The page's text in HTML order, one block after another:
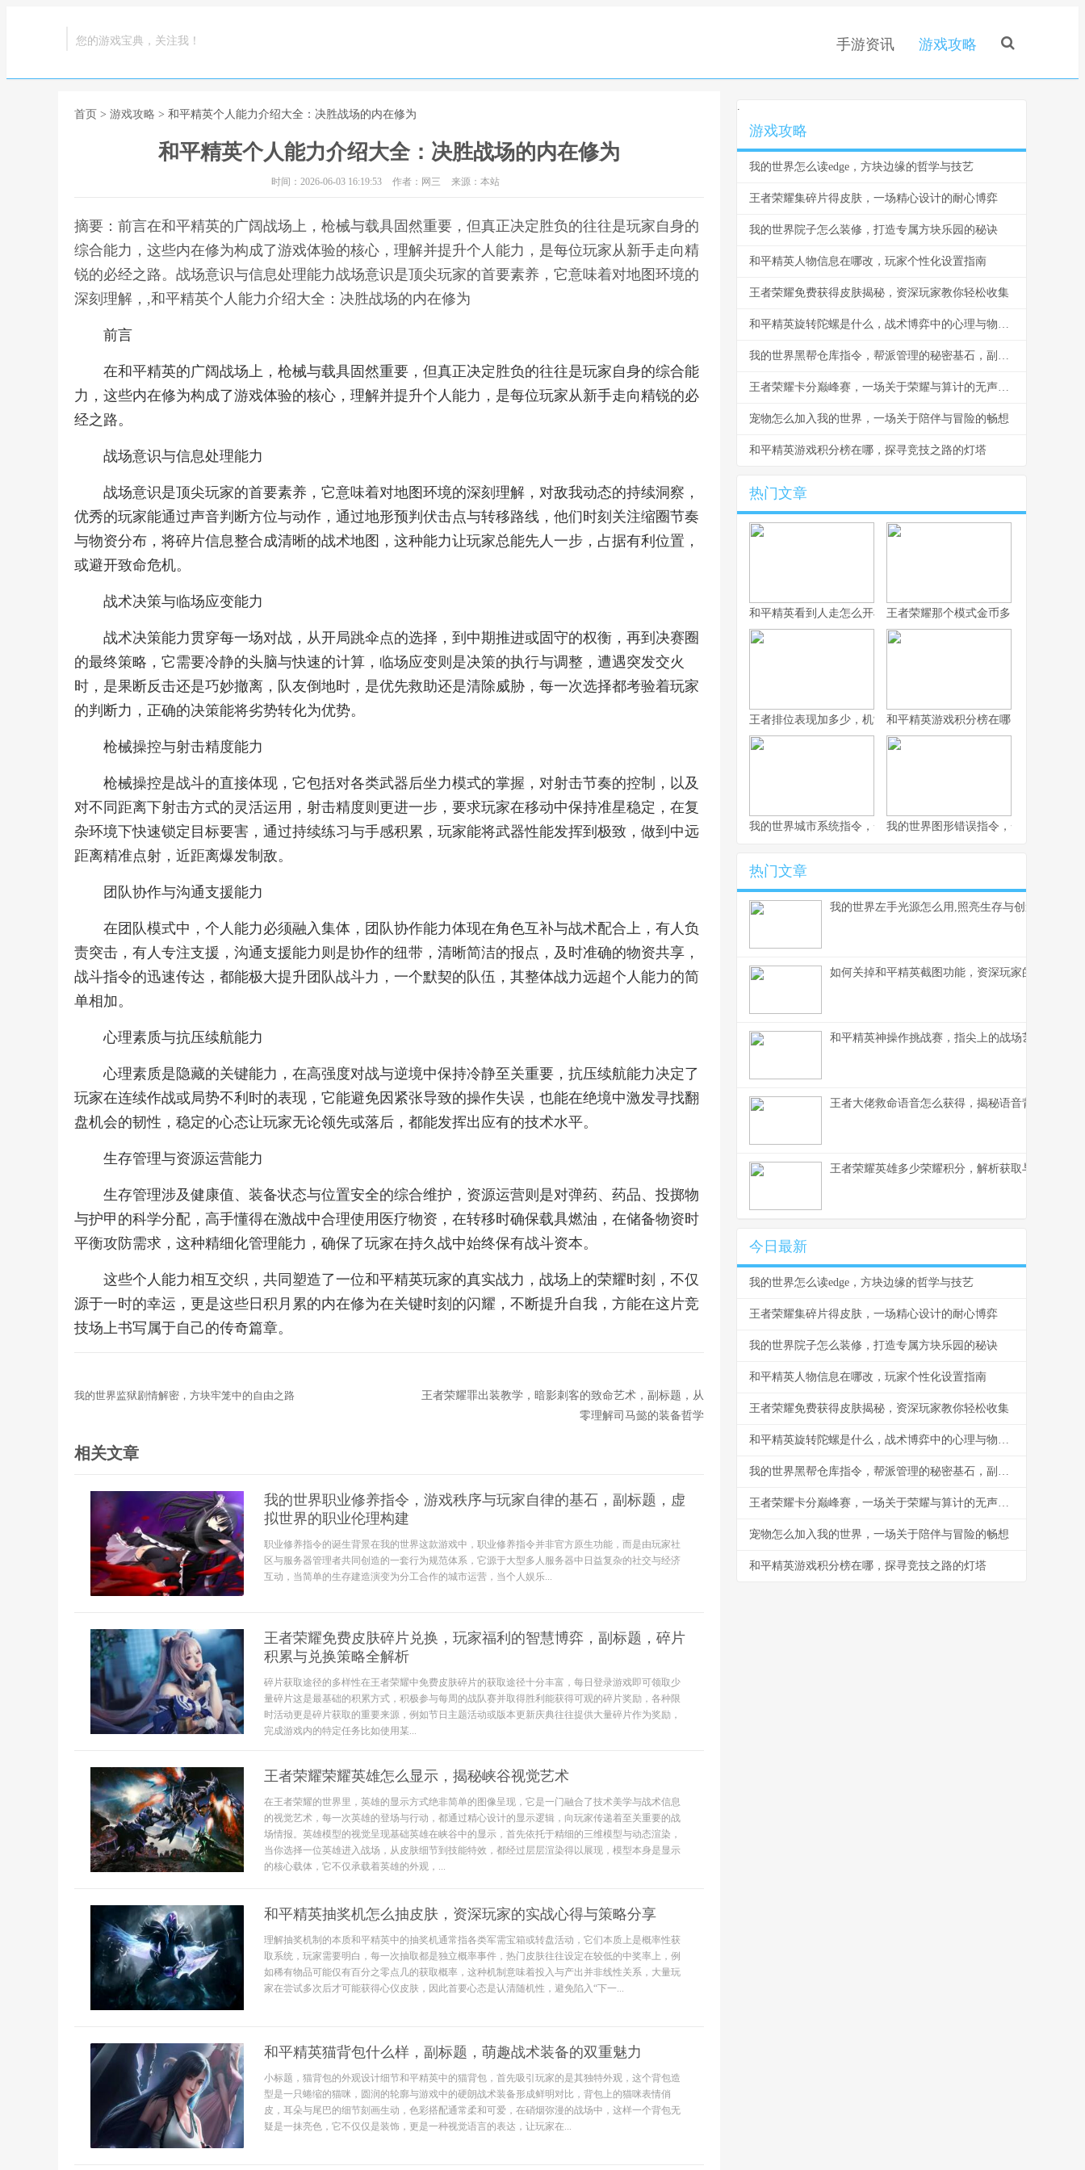
您的游戏宝典，关注我！ 手游资讯 游戏攻略
首页 > 游戏攻略 > 和平精英个人能力介绍大全：决胜战场的内在修为
和平精英个人能力介绍大全：决胜战场的内在修为
时间：2026-06-03 16:19:53 作者：网三 来源：本站
摘要：前言在和平精英的广阔战场上，枪械与载具固然重要，但真正决定胜负的往往是玩家自身的
综合能力，这些内在修为构成了游戏体验的核心，理解并提升个人能力，是每位玩家从新手走向精
锐的必经之路。战场意识与信息处理能力战场意识是顶尖玩家的首要素养，它意味着对地图环境的
深刻理解，,和平精英个人能力介绍大全：决胜战场的内在修为
前言
在和平精英的广阔战场上，枪械与载具固然重要，但真正决定胜负的往往是玩家自身的综合能
力，这些内在修为构成了游戏体验的核心，理解并提升个人能力，是每位玩家从新手走向精锐的必
经之路。
战场意识与信息处理能力
战场意识是顶尖玩家的首要素养，它意味着对地图环境的深刻理解，对敌我动态的持续洞察，
优秀的玩家能通过声音判断方位与动作，通过地形预判伏击点与转移路线，他们时刻关注缩圈节奏
与物资分布，将碎片信息整合成清晰的战术地图，这种能力让玩家总能先人一步，占据有利位置，
或避开致命危机。
战术决策与临场应变能力
战术决策能力贯穿每一场对战，从开局跳伞点的选择，到中期推进或固守的权衡，再到决赛圈
的最终策略，它需要冷静的头脑与快速的计算，临场应变则是决策的执行与调整，遭遇突发交火
时，是果断反击还是巧妙撤离，队友倒地时，是优先救助还是清除威胁，每一次选择都考验着玩家
的判断力，正确的决策能将劣势转化为优势。
枪械操控与射击精度能力
枪械操控是战斗的直接体现，它包括对各类武器后坐力模式的掌握，对射击节奏的控制，以及
对不同距离下射击方式的灵活运用，射击精度则更进一步，要求玩家在移动中保持准星稳定，在复
杂环境下快速锁定目标要害，通过持续练习与手感积累，玩家能将武器性能发挥到极致，做到中远
距离精准点射，近距离爆发制敌。
团队协作与沟通支援能力
在团队模式中，个人能力必须融入集体，团队协作能力体现在角色互补与战术配合上，有人负
责突击，有人专注支援，沟通支援能力则是协作的纽带，清晰简洁的报点，及时准确的物资共享，
战斗指令的迅速传达，都能极大提升团队战斗力，一个默契的队伍，其整体战力远超个人能力的简
单相加。
心理素质与抗压续航能力
心理素质是隐藏的关键能力，在高强度对战与逆境中保持冷静至关重要，抗压续航能力决定了
玩家在连续作战或局势不利时的表现，它能避免因紧张导致的操作失误，也能在绝境中激发寻找翻
盘机会的韧性，稳定的心态让玩家无论领先或落后，都能发挥出应有的技术水平。
生存管理与资源运营能力
生存管理涉及健康值、装备状态与位置安全的综合维护，资源运营则是对弹药、药品、投掷物
与护甲的科学分配，高手懂得在激战中合理使用医疗物资，在转移时确保载具燃油，在储备物资时
平衡攻防需求，这种精细化管理能力，确保了玩家在持久战中始终保有战斗资本。
这些个人能力相互交织，共同塑造了一位和平精英玩家的真实战力，战场上的荣耀时刻，不仅
源于一时的幸运，更是这些日积月累的内在修为在关键时刻的闪耀，不断提升自我，方能在这片竞
技场上书写属于自己的传奇篇章。
我的世界监狱剧情解密，方块牢笼中的自由之路
王者荣耀罪出装教学，暗影刺客的致命艺术，副标题，从
零理解司马懿的装备哲学
相关文章
我的世界职业修养指令，游戏秩序与玩家自律的基石，副标题，虚
拟世界的职业伦理构建
职业修养指令的诞生背景在我的世界这款游戏中，职业修养指令并非官方原生功能，而是由玩家社
区与服务器管理者共同创造的一套行为规范体系，它源于大型多人服务器中日益复杂的社交与经济
互动，当简单的生存建造演变为分工合作的城市运营，当个人娱乐...
王者荣耀免费皮肤碎片兑换，玩家福利的智慧博弈，副标题，碎片
积累与兑换策略全解析
碎片获取途径的多样性在王者荣耀中免费皮肤碎片的获取途径十分丰富，每日登录游戏即可领取少
量碎片这是最基础的积累方式，积极参与每周的战队赛并取得胜利能获得可观的碎片奖励，各种限
时活动更是碎片获取的重要来源，例如节日主题活动或版本更新庆典往往提供大量碎片作为奖励，
完成游戏内的特定任务比如使用某...
王者荣耀荣耀英雄怎么显示，揭秘峡谷视觉艺术
在王者荣耀的世界里，英雄的显示方式绝非简单的图像呈现，它是一门融合了技术美学与战术信息
的视觉艺术，每一次英雄的登场与行动，都通过精心设计的显示逻辑，向玩家传递着至关重要的战
场情报。英雄模型的视觉呈现基础英雄在峡谷中的显示，首先依托于精细的三维模型与动态渲染，
当你选择一位英雄进入战场，从皮肤细节到技能特效，都经过层层渲染得以展现，模型本身是显示
的核心载体，它不仅承载着英雄的外观，...
和平精英抽奖机怎么抽皮肤，资深玩家的实战心得与策略分享
理解抽奖机制的本质和平精英中的抽奖机通常指各类军需宝箱或转盘活动，它们本质上是概率性获
取系统，玩家需要明白，每一次抽取都是独立概率事件，热门皮肤往往设定在较低的中奖率上，例
如稀有物品可能仅有百分之零点几的获取概率，这种机制意味着投入与产出并非线性关系，大量玩
家在尝试多次后才可能获得心仪皮肤，因此首要心态是认清随机性，避免陷入“下一...
和平精英猫背包什么样，副标题，萌趣战术装备的双重魅力
小标题，猫背包的外观设计细节和平精英中的猫背包，首先吸引玩家的是其独特外观，这个背包造
型是一只蜷缩的猫咪，圆润的轮廓与游戏中的硬朗战术装备形成鲜明对比，背包上的猫咪表情俏
皮，耳朵与尾巴的细节刻画生动，色彩搭配通常柔和可爱，在硝烟弥漫的战场中，这样一个背包无
疑是一抹亮色，它不仅仅是装饰，更是一种视觉语言的表达，让玩家在...
.
游戏攻略
我的世界怎么读edge，方块边缘的哲学与技艺
王者荣耀集碎片得皮肤，一场精心设计的耐心博弈
我的世界院子怎么装修，打造专属方块乐园的秘诀
和平精英人物信息在哪改，玩家个性化设置指南
王者荣耀免费获得皮肤揭秘，资深玩家教你轻松收集
和平精英旋转陀螺是什么，战术博弈中的心理与物理轴心
我的世界黑帮仓库指令，帮派管理的秘密基石，副标题，指令构筑的地下秩序与财富堡垒
王者荣耀卡分巅峰赛，一场关于荣耀与算计的无声战争
宠物怎么加入我的世界，一场关于陪伴与冒险的畅想
和平精英游戏积分榜在哪，探寻竞技之路的灯塔
热门文章
和平精英看到人走怎么开枪，冷静瞄准与节奏掌控的艺术，副标题
王者荣耀那个模式金币多，揭秘高效积
王者排位表现加多少，机制解析与实战心得和平精英游戏积分榜在哪，探寻竞技之
我的世界城市系统指令，一座虚拟城市的诞生与成长副标题
我的世界图形错误指令，一场意料之外
热门文章
我的世界左手光源怎么用,照亮生存与创造之路
如何关掉和平精英截图功能，资深玩家的操作心得
和平精英神操作挑战赛，指尖上的战场艺术
王者大佬救命语音怎么获得，揭秘语音背后的荣耀
王者荣耀英雄多少荣耀积分，解析获取与使用之道
今日最新
我的世界怎么读edge，方块边缘的哲学与技艺
王者荣耀集碎片得皮肤，一场精心设计的耐心博弈
我的世界院子怎么装修，打造专属方块乐园的秘诀
和平精英人物信息在哪改，玩家个性化设置指南
王者荣耀免费获得皮肤揭秘，资深玩家教你轻松收集
和平精英旋转陀螺是什么，战术博弈中的心理与物理轴心
我的世界黑帮仓库指令，帮派管理的秘密基石，副标题，指令构筑的地下秩序与财富堡垒
王者荣耀卡分巅峰赛，一场关于荣耀与算计的无声战争
宠物怎么加入我的世界，一场关于陪伴与冒险的畅想
和平精英游戏积分榜在哪，探寻竞技之路的灯塔